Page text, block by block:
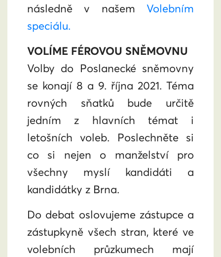
následně v našem Volebním
speciálu.
VOLÍME FÉROVOU SNĚMOVNU
Volby do Poslanecké sněmovny
se konají 8 a 9. října 2021. Téma
rovných sňatků bude určitě
jedním z hlavních témat i
letošních voleb. Poslechněte si
co si nejen o manželství pro
všechny myslí kandidáti a
kandidátky z Brna.
Do debat oslovujeme zástupce a
zástupkyně všech stran, které ve
volebních průzkumech mají